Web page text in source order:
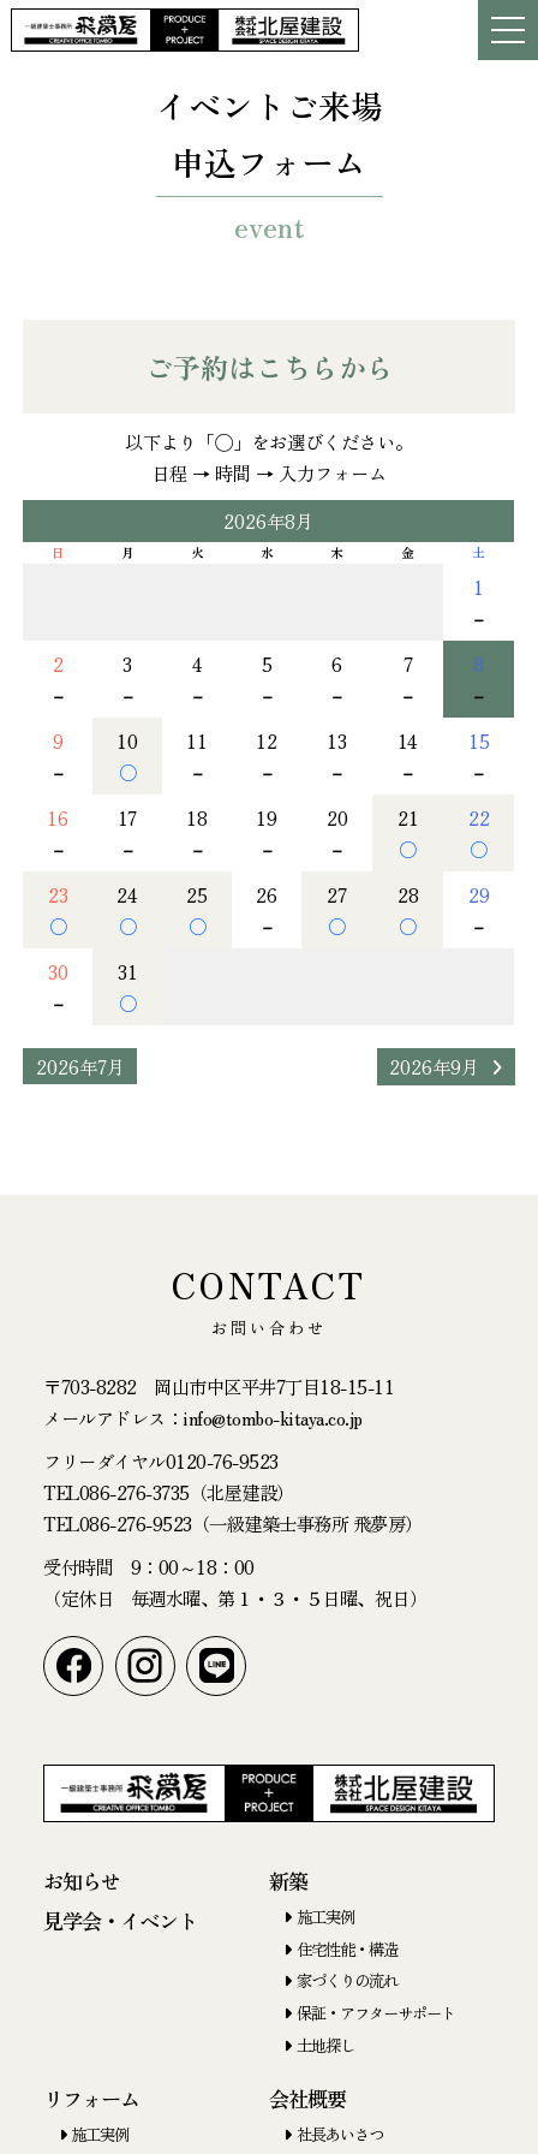
イベントご来場
申込フォーム
event
ご予約はこちらから
以下より「◯」をお選びください。
日程 → 時間 → 入力フォーム
2026年8月
日 月 火 水 木 金 土
1
－
2
－
3
－
4
－
5
－
6
－
7
－
8
－
9
－
10
○
11
－
12
－
13
－
14
－
15
－
16
－
17
－
18
－
19
－
20
－
21
○
22
○
23
○
24
○
25
○
26
－
27
○
28
○
29
－
30
－
31
○
2026年7月 2026年9月
CONTACT
お問い合わせ
〒703-8282 岡山市中区平井7丁目18-15-11
メールアドレス：info@tombo-kitaya.co.jp
フリーダイヤル0120-76-9523
TEL086-276-3735（北屋建設）
TEL086-276-9523（一級建築士事務所 飛夢房）
受付時間 9：00～18：00
（定休日 毎週水曜、第１・３・５日曜、祝日）
お知らせ
見学会・イベント
新築
施工実例
住宅性能・構造
家づくりの流れ
保証・アフターサポート
土地探し
リフォーム
施工実例
会社概要
社長あいさつ